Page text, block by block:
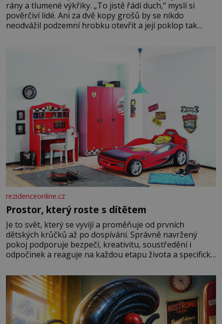
rány a tlumené výkřiky. „To jistě řádí duch,“ myslí si
pověrčiví lidé. Ani za dvě kopy grošů by se nikdo
neodvážil podzemní hrobku otevřít a její poklop tak
rezidenceonline.cz
Prostor, který roste s dítětem
Je to svět, který se vyvíjí a proměňuje od prvních
dětských krůčků až po dospívání. Správně navržený
pokoj podporuje bezpečí, kreativitu, soustředění i
odpočinek a reaguje na každou etapu života a specifické
měkkost a bezpečí, proto by pokoj miminka měl působit
především klidně a útulně. Předškolní věk je